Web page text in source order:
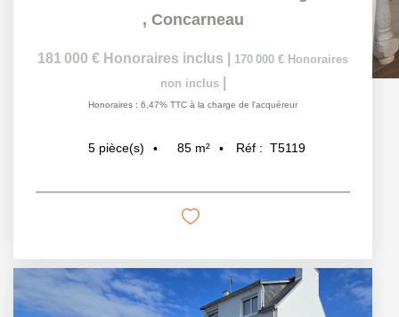
Terrain à vendre, Tregunc
Terrain à vendre, Concarneau
Maison à vendre, Melgven
© AGENCE DU QUAI 2026